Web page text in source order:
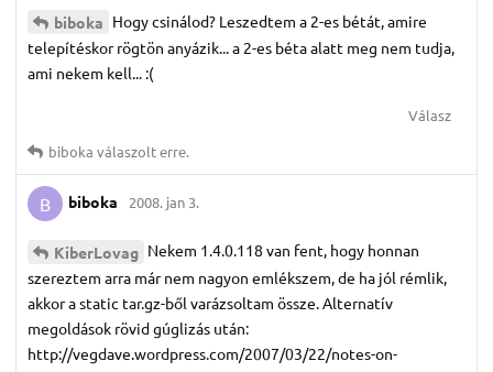
biboka Hogy csinálod? Leszedtem a 2-es bétát, amire
telepítéskor rögtön anyázik... a 2-es béta alatt meg nem tudja,
ami nekem kell... :(
Válasz
biboka válaszolt erre.
B biboka 2008. jan 3.
KiberLovag Nekem 1.4.0.118 van fent, hogy honnan
szereztem arra már nem nagyon emlékszem, de ha jól rémlik,
akkor a static tar.gz-ből varázsoltam össze. Alternatív
megoldások rövid gúglizás után:
http://vegdave.wordpress.com/2007/03/22/notes-on-